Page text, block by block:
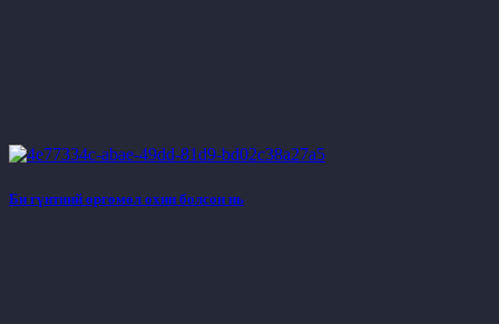
Би гүнтний өргөмөл охин болсон нь